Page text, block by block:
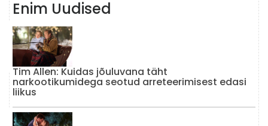
Enim Uudised
Tim Allen: Kuidas jõuluvana täht
narkootikumidega seotud arreteerimisest edasi
liikus